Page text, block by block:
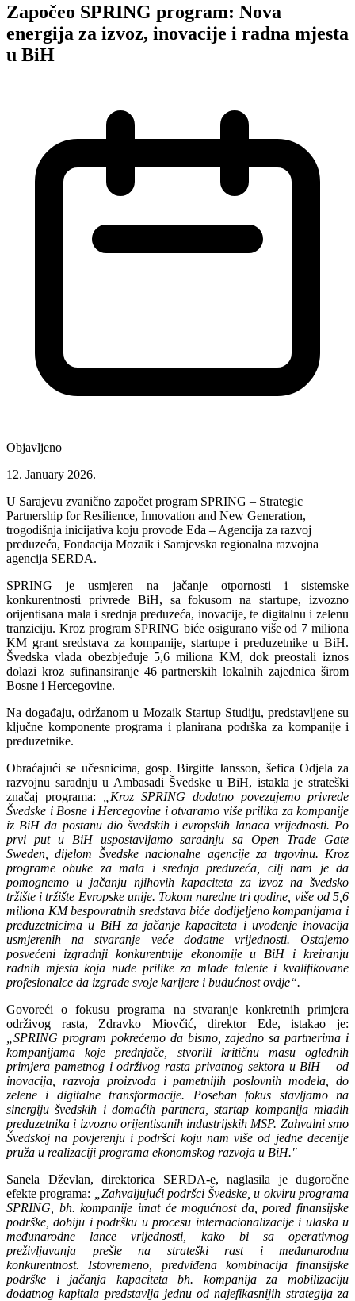
Započeo SPRING program: Nova
energija za izvoz, inovacije i radna mjesta
u BiH
Objavljeno
12. January 2026.
U Sarajevu zvanično započet program SPRING – Strategic
Partnership for Resilience, Innovation and New Generation,
trogodišnja inicijativa koju provode Eda – Agencija za razvoj
preduzeća, Fondacija Mozaik i Sarajevska regionalna razvojna
agencija SERDA.
SPRING je usmjeren na jačanje otpornosti i sistemske
konkurentnosti privrede BiH, sa fokusom na startupe, izvozno
orijentisana mala i srednja preduzeća, inovacije, te digitalnu i zelenu
tranziciju. Kroz program SPRING biće osigurano više od 7 miliona
KM grant sredstava za kompanije, startupe i preduzetnike u BiH.
Švedska vlada obezbjeđuje 5,6 miliona KM, dok preostali iznos
dolazi kroz sufinansiranje 46 partnerskih lokalnih zajednica širom
Bosne i Hercegovine.
Na događaju, održanom u Mozaik Startup Studiju, predstavljene su
ključne komponente programa i planirana podrška za kompanije i
preduzetnike.
Obraćajući se učesnicima, gosp. Birgitte Jansson, šefica Odjela za
razvojnu saradnju u Ambasadi Švedske u BiH, istakla je strateški
značaj programa:
„Kroz SPRING dodatno povezujemo privrede
Švedske i Bosne i Hercegovine i otvaramo više prilika za kompanije
iz BiH da postanu dio švedskih i evropskih lanaca vrijednosti. Po
prvi put u BiH uspostavljamo saradnju sa Open Trade Gate
Sweden, dijelom Švedske nacionalne agencije za trgovinu. Kroz
programe obuke za mala i srednja preduzeća, cilj nam je da
pomognemo u jačanju njihovih kapaciteta za izvoz na švedsko
tržište i tržište Evropske unije. Tokom naredne tri godine, više od 5,6
miliona KM bespovratnih sredstava biće dodijeljeno kompanijama i
preduzetnicima u BiH za jačanje kapaciteta i uvođenje inovacija
usmjerenih na stvaranje veće dodatne vrijednosti. Ostajemo
posvećeni izgradnji konkurentnije ekonomije u BiH i kreiranju
radnih mjesta koja nude prilike za mlade talente i kvalifikovane
profesionalce da izgrade svoje karijere i budućnost ovdje“.
Govoreći o fokusu programa na stvaranje konkretnih primjera
održivog rasta, Zdravko Miovčić, direktor Ede, istakao je:
„SPRING program pokrećemo da bismo, zajedno sa partnerima i
kompanijama koje prednjače, stvorili kritičnu masu oglednih
primjera pametnog i održivog rasta privatnog sektora u BiH – od
inovacija, razvoja proizvoda i pametnijih poslovnih modela, do
zelene i digitalne transformacije. Poseban fokus stavljamo na
sinergiju švedskih i domaćih partnera, startap kompanija mladih
preduzetnika i izvozno orijentisanih industrijskih MSP. Zahvalni smo
Švedskoj na povjerenju i podršci koju nam više od jedne decenije
pruža u realizaciji programa ekonomskog razvoja u BiH."
Sanela Dževlan, direktorica SERDA-e, naglasila je dugoročne
efekte programa:
Zahvaljujući podršci Švedske, u okviru programa
SPRING, bh. kompanije imat će mogućnost da, pored finansijske
podrške, dobiju i podršku u procesu internacionalizacije i ulaska u
međunarodne lance vrijednosti, kako bi sa operativnog
preživljavanja prešle na strateški rast i međunarodnu
konkurentnost. Istovremeno, predviđena kombinacija finansijske
podrške i jačanja kapaciteta bh. kompanija za mobilizaciju
dodatnog kapitala predstavlja jednu od najefikasnijih strategija za